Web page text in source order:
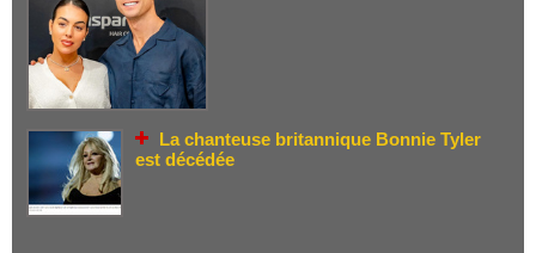
La chanteuse britannique Bonnie Tyler
est décédée